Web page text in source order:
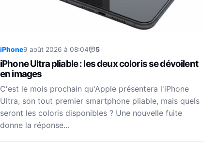
iPhone9 août 2026 à 08:04 5
iPhone Ultra pliable : les deux coloris se dévoilent
en images
C'est le mois prochain qu'Apple présentera l'iPhone
Ultra, son tout premier smartphone pliable, mais quels
seront les coloris disponibles ? Une nouvelle fuite
donne la réponse…